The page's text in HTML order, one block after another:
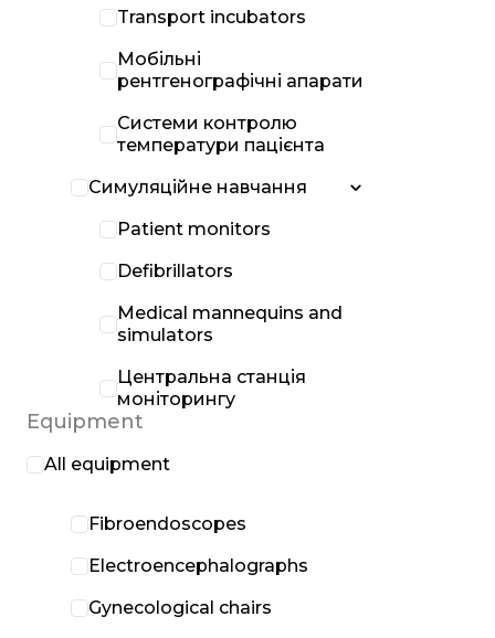
Transport incubators
Мобільні
рентгенографічні апарати
Системи контролю
температури пацієнта
Симуляційне навчання
Patient monitors
Defibrillators
Medical mannequins and
simulators
Центральна станція
моніторингу
Equipment
All equipment
Fibroendoscopes
Electroencephalographs
Gynecological chairs